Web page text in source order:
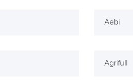
Aebi
Agrifull